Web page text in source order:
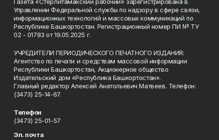
Управлении Федеральной службы по надзору в сфере связи,
информационных технологий и массовых коммуникаций по
Республике Башкортостан. Регистрационный номер ПИ № ТУ
02 - 01783 от 19.05.2025 г.
УЧРЕДИТЕЛИ ПЕРИОДИЧЕСКОГО ПЕЧАТНОГО ИЗДАНИЯ:
Агентство по печати и средствам массовой информации
Республики Башкортостан, Акционерное общество
Издательский дом «Республика Башкортостан».
Главный редактор Алексей Анатольевич Матвеев. Телефон:
(3473) 25-14-67.
Телефон
(3473) 25-01-57
Эл. почта